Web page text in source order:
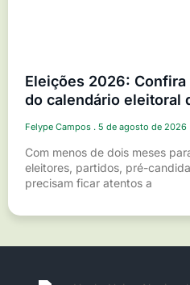
Eleições 2026:
do calendário eleitoral
Felype Campos 5 de agosto de 2026
Com menos de dois meses
eleitores, partidos, pré-
precisam ficar atentos a